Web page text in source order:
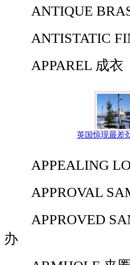
ANTIQUE
ANTISTATIC
APPAREL 成衣
英国惊现最差
APPEALING
APPROVAL
APPROVED
办